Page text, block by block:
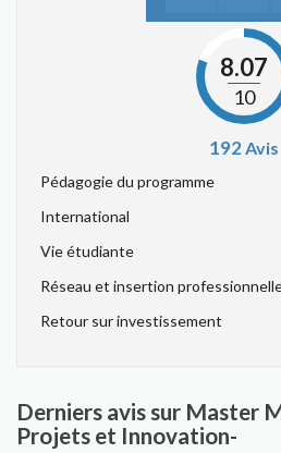
8.07
10
192Avis
Pédagogie du programme
International
Vie étudiante
Réseau et insertion
Retour sur investissement
Derniers avis sur Master
Projets et Innovation-